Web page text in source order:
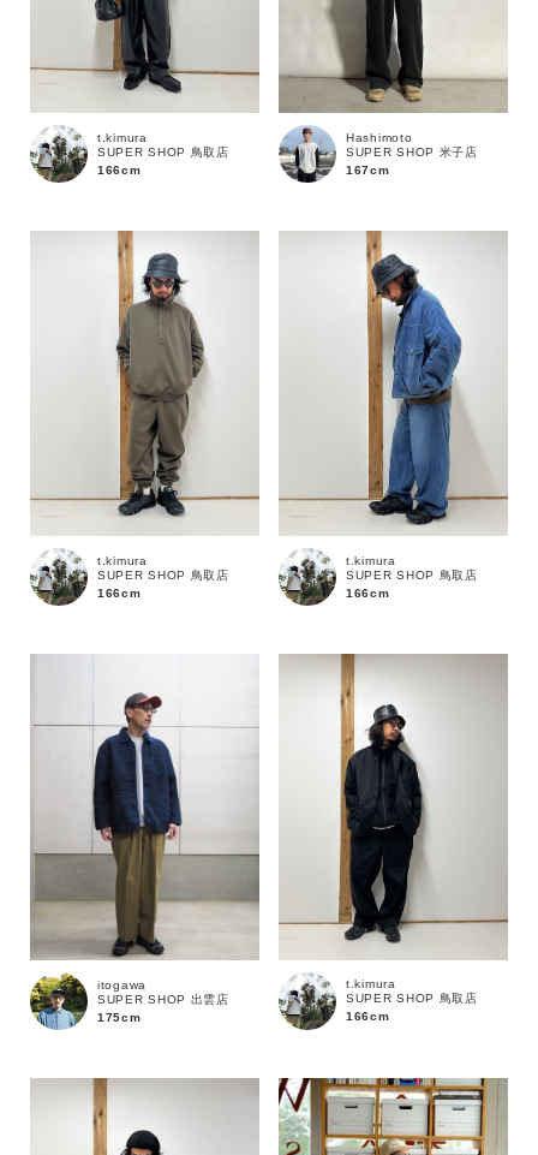
カラー
商品タイプ
通常商品 予約商品
セール価格 WEB限定
在庫
在庫あり 在庫なし含む
t.kimura
SUPER SHOP 鳥取店
166cm
Hashimoto
SUPER SHOP 米子店
167cm
t.kimura
SUPER SHOP 鳥取店
166cm
t.kimura
SUPER SHOP 鳥取店
166cm
itogawa
SUPER SHOP 出雲店
175cm
t.kimura
SUPER SHOP 鳥取店
166cm